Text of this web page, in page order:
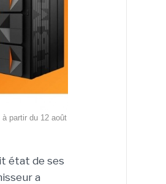
partir du 12 août
état de ses
a